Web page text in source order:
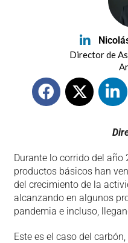
Director de
Durante lo corrido del año
productos básicos han
del crecimiento de la
alcanzando en algunos
pandemia e incluso,
Este es el caso del carbón,